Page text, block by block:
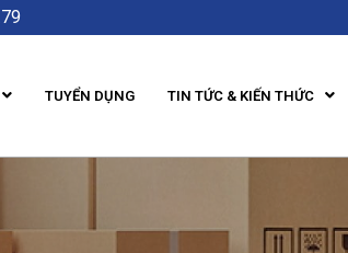
TUYỂN DỤNG TIN TỨC & KIẾN THỨC